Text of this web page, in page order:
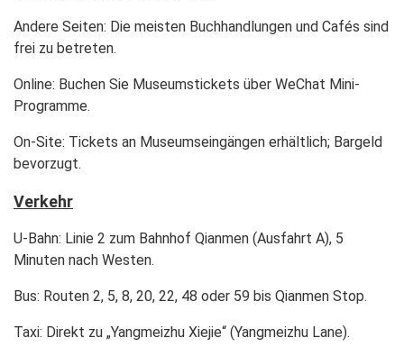
Andere Seiten: Die meisten Buchhandlungen und Cafés sind
frei zu betreten.
Online: Buchen Sie Museumstickets über WeChat Mini-
Programme.
On-Site: Tickets an Museumseingängen erhältlich; Bargeld
bevorzugt.
Verkehr
U-Bahn: Linie 2 zum Bahnhof Qianmen (Ausfahrt A), 5
Minuten nach Westen.
Bus: Routen 2, 5, 8, 20, 22, 48 oder 59 bis Qianmen Stop.
Taxi: Direkt zu „Yangmeizhu Xiejie“ (Yangmeizhu Lane).